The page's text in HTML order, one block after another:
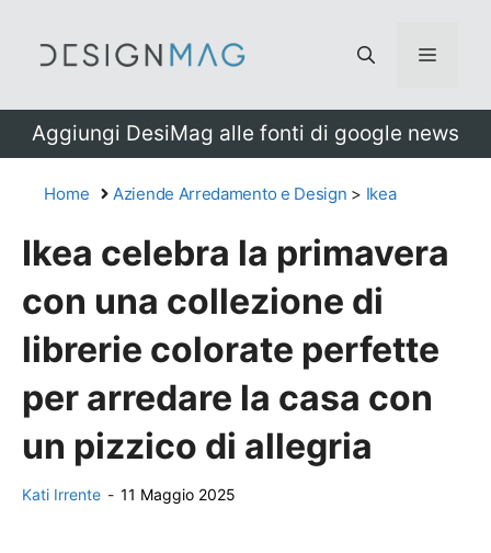
Menu
Aggiungi DesiMag alle fonti di google news
Home Aziende Arredamento e Design > Ikea
Ikea celebra la primavera
con una collezione di
librerie colorate perfette
per arredare la casa con
un pizzico di allegria
Kati Irrente - 11 Maggio 2025